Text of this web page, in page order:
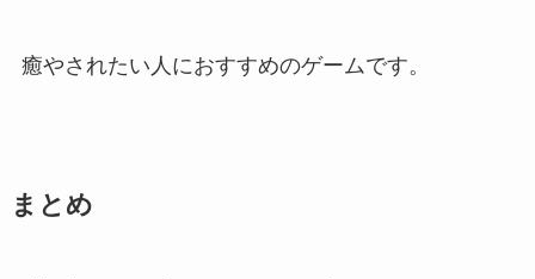
癒やされたい人におすすめのゲームです。
まとめ